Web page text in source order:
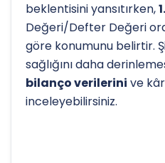
beklentisini yansıtırken,
Değeri/Defter Değeri
göre konumunu belirtir.
sağlığını daha
bilanço verilerini ve
inceleyebilirsiniz.
Hissenin uzun vadeli